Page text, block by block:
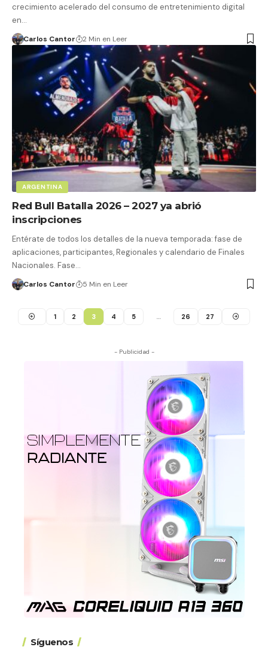
crecimiento acelerado del consumo de entretenimiento digital
en…
Carlos Cantor 2 Min en Leer
ARGENTINA
Red Bull Batalla 2026 – 2027 ya abrió
inscripciones
Entérate de todos los detalles de la nueva temporada: fase de
aplicaciones, participantes, Regionales y calendario de Finales
Nacionales. Fase…
Carlos Cantor 5 Min en Leer
1 2 3 4 5 … 26 27
- Publicidad -
Síguenos